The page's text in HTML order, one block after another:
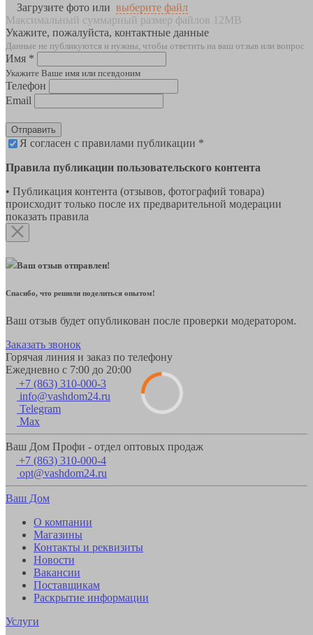
Загрузите фото или выберите файл
Максимальный суммарный размер файлов 12MB
Укажите, пожалуйста, контактные данные
Данные не публикуются и нужны, чтобы ответить на ваш отзыв или вопрос
Имя *
Укажите Ваше имя или псевдоним
Телефон
Email
Отправить
Я согласен с правилами публикации *
Правила публикации пользовательского контента
• Публикация контента (отзывов, фотографий товара)
происходит только после их предварительной модерации
показать правила
Ваш отзыв отправлен!
Спасибо, что решили поделиться опытом!
Ваш отзыв будет опубликован после проверки модератором.
Заказать звонок
Горячая линия и заказ по телефону
Ежедневно с 7:00 до 20:00
+7 (863) 310-000-3
info@vashdom24.ru
Telegram
Max
Ваш Дом Профи - отдел оптовых продаж
+7 (863) 310-000-4
opt@vashdom24.ru
Ваш Дом
О компании
Магазины
Контакты и реквизиты
Новости
Вакансии
Поставщикам
Раскрытие информации
Услуги